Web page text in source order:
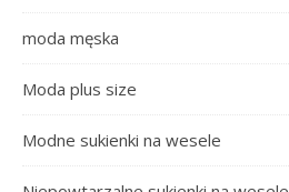
moda męska
Moda plus size
Modne sukienki na wesele